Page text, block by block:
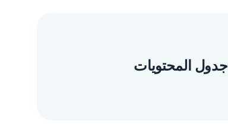
جدول المحتويات